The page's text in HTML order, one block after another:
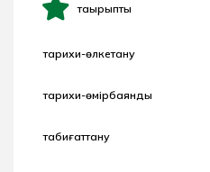
тақырыптық
тарихи-өлкетану
тарихи-өмірбаяндық
табиғаттану